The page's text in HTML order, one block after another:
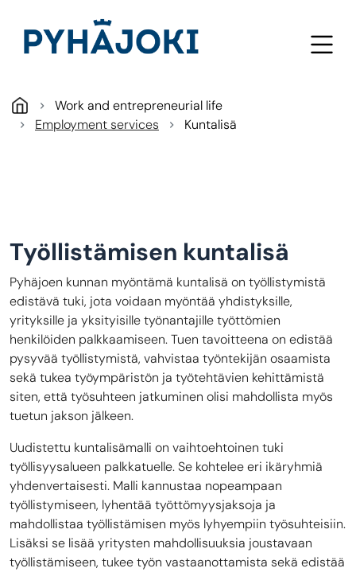
Work and entrepreneurial life
Employment services
Kuntalisä
Työllistämisen kuntalisä
Pyhäjoen kunnan myöntämä kuntalisä on työllistymistä
edistävä tuki, jota voidaan myöntää yhdistyksille,
yrityksille ja yksityisille työnantajille työttömien
henkilöiden palkkaamiseen. Tuen tavoitteena on edistää
pysyvää työllistymistä, vahvistaa työntekijän osaamista
sekä tukea työympäristön ja työtehtävien kehittämistä
siten, että työsuhteen jatkuminen olisi mahdollista myös
tuetun jakson jälkeen.
Uudistettu kuntalisämalli on vaihtoehtoinen tuki
työllisyysalueen palkkatuelle. Se kohtelee eri ikäryhmiä
yhdenvertaisesti. Malli kannustaa nopeampaan
työllistymiseen, lyhentää työttömyysjaksoja ja
mahdollistaa työllistämisen myös lyhyempiin työsuhteisiin.
Lisäksi se lisää yritysten mahdollisuuksia joustavaan
työllistämiseen, tukee työn vastaanottamista sekä edistää